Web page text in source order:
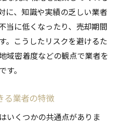
に、知識や実績の乏しい業者
当に低くなったり、売却期間
。こうしたリスクを避けるた
域密着度などの観点で業者を
。
る業者の特徴
いくつかの共通点がありま